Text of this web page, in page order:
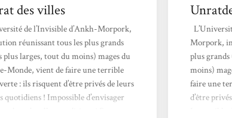
des villes
de l’Invisible d’Ankh-Morpork,
réunissant tous les plus grands
plus larges, tout du moins) mages du
Monde, vient de faire une terrible
: ils risquent d’être privés de leurs
quotidiens ! Impossible d’envisager
Morpork,
plus
moins)
faire une
d’être